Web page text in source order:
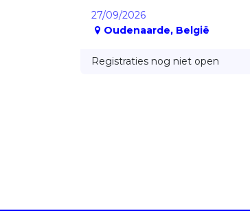
27/09/2026
Oudenaarde, België
Registraties nog niet open